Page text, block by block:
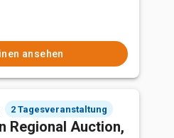
ansehen
2 Tagesveranstaltung
Regional Auction,